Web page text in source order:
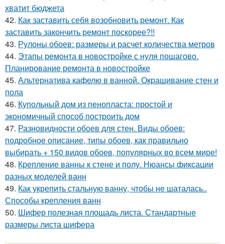
хватит бюджета
42. Как заставить себя возобновить ремонт. Как
заставить закончить ремонт поскорее?!!
43. Рулоны обоев: размеры и расчет количества метров
44. Этапы ремонта в новостройке с нуля пошагово.
Планирование ремонта в новостройке
45. Альтернатива кафелю в ванной. Окрашивание стен и
пола
46. Купольный дом из пенопласта: простой и
экономичный способ построить дом
47. Разновидности обоев для стен. Виды обоев:
подробное описание, типы обоев, как правильно
выбирать + 150 видов обоев, популярных во всем мире!
48. Крепление ванны к стене и полу. Нюансы фиксации
разных моделей ванн
49. Как укрепить стальную ванну, чтобы не шаталась..
Способы крепления ванн
50. Шифер полезная площадь листа. Стандартные
размеры листа шифера